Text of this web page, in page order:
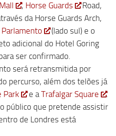
, Horse Guards
Road,
da Horse Guards Arch,
Parlamento
(lado sul) e o
adicional do Hotel Goring
ser confirmado.
será retransmitida por
percurso, além dos telões já
Park e aTrafalgar Square
.
público que pretende assistir
de Londres está